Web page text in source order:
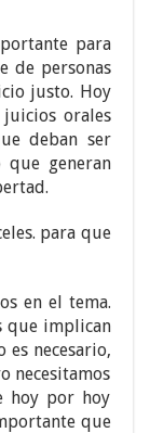
para
de personas
justo. Hoy
orales
deban ser
que generan
para que
en el tema.
que implican
necesario,
necesitamos
hoy por hoy
que